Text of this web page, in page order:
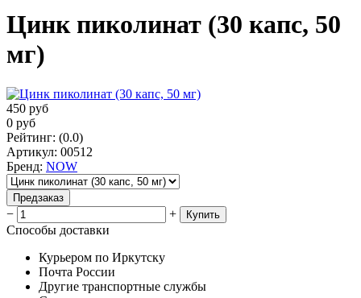
Цинк пиколинат (30 капс, 50
мг)
450 руб
0 руб
Рейтинг: (0.0)
Артикул: 00512
Бренд: NOW
Предзаказ
− + Купить
Способы доставки
Курьером по Иркутску
Почта России
Другие транспортные службы